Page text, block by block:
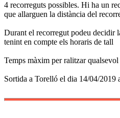
4 recorreguts possibles. Hi ha un
que allarguen la distància del
Durant el recorregut podeu decidir
tenint en compte els horaris de tall
Temps màxim per ralitzar
Sortida a Torelló el dia 14/04/2019